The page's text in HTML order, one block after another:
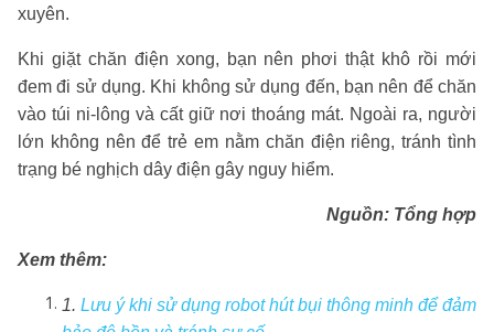
xuyên.
Khi giặt chăn điện xong, bạn nên phơi thật khô rồi mới
đem đi sử dụng. Khi không sử dụng đến, bạn nên để chăn
vào túi ni-lông và cất giữ nơi thoáng mát. Ngoài ra, người
lớn không nên để trẻ em nằm chăn điện riêng, tránh tình
trạng bé nghịch dây điện gây nguy hiểm.
Nguồn: Tổng hợp
Xem thêm:
1. Lưu ý khi sử dụng robot hút bụi thông minh để đảm